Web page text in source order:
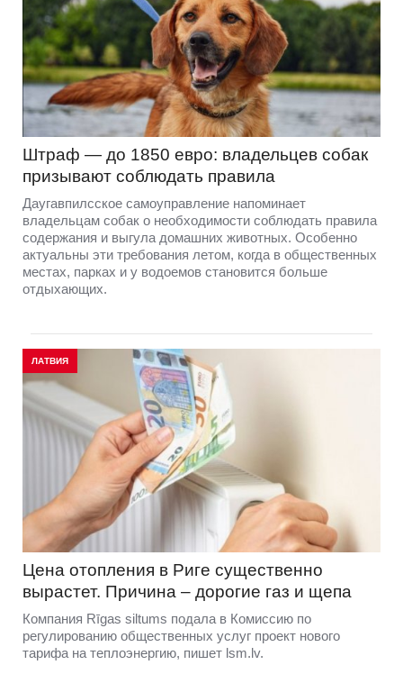
Штраф — до 1850 евро: владельцев собак
призывают соблюдать правила
Даугавпилсское самоуправление напоминает
владельцам собак о необходимости соблюдать правила
содержания и выгула домашних животных. Особенно
актуальны эти требования летом, когда в общественных
местах, парках и у водоемов становится больше
отдыхающих.
ЛАТВИЯ
Цена отопления в Риге существенно
вырастет. Причина – дорогие газ и щепа
Компания Rīgas siltums подала в Комиссию по
регулированию общественных услуг проект нового
тарифа на теплоэнергию, пишет lsm.lv.